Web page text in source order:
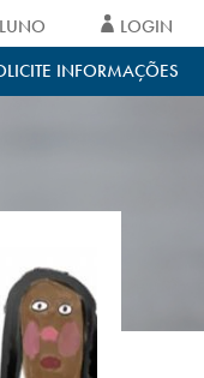
INFORMAÇÕES
LOGIN